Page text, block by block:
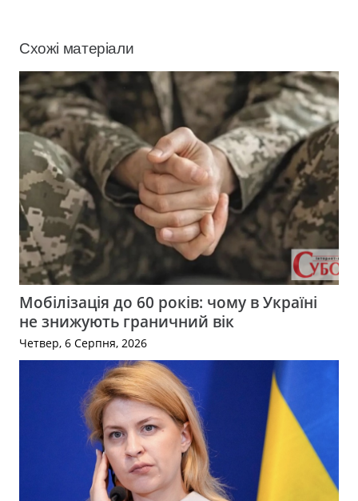
Схожі матеріали
Мобілізація до 60 років: чому в Україні
не знижують граничний вік
Четвер, 6 Серпня, 2026